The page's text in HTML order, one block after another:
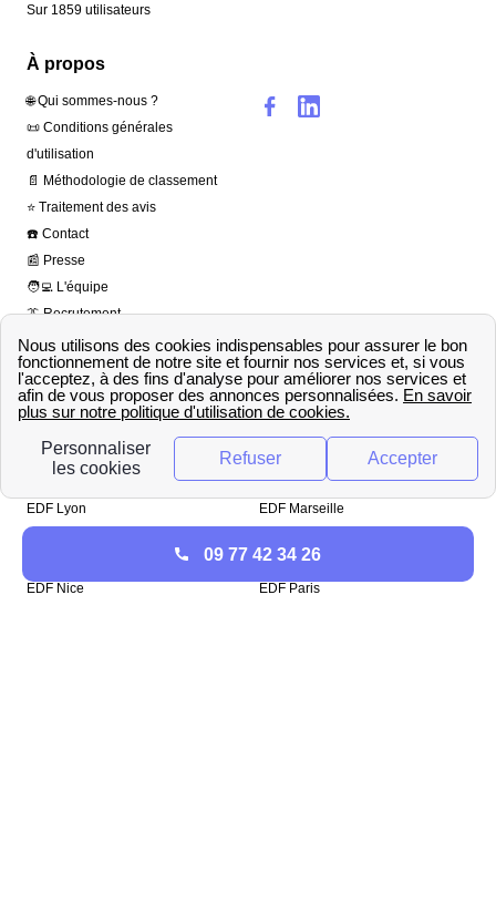
Sur 1859 utilisateurs
Top Villes
EDF Lyon
EDF Nice
EDF Marseille
EDF Toulouse
EDF Paris
À propos
🌐 Qui sommes-nous ?
📜 Conditions générales
d'utilisation
📄 Méthodologie de classement
⭐ Traitement des avis
☎️ Contact
📰 Presse
🧑‍💻 L'équipe
👔 Recrutement
Copyright © agence-
france-électricité.fr 2026
– Tous droits réservés
09 77 42 34 26